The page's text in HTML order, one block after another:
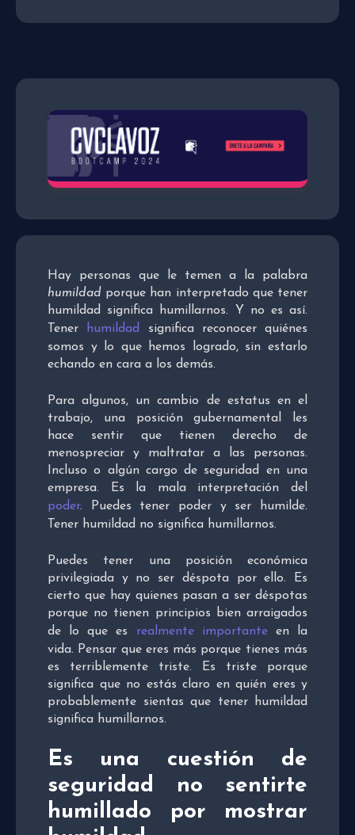
Hay personas que le temen a la palabra
humildad porque han interpretado que tener
humildad significa humillarnos. Y no es así.
Tener
humildad
significa reconocer quiénes
somos y lo que hemos logrado, sin estarlo
echando en cara a los demás.
Para algunos, un cambio de estatus en el
trabajo, una posición gubernamental les
hace sentir que tienen derecho de
menospreciar y maltratar a las personas.
Incluso o algún cargo de seguridad en una
empresa. Es la mala interpretación del
poder. Puedes tener poder y ser humilde.
Tener humildad no significa humillarnos.
Puedes tener una posición económica
privilegiada y no ser déspota por ello. Es
cierto que hay quienes pasan a ser déspotas
porque no tienen principios bien arraigados
de lo que es realmente importanteen la
vida. Pensar que eres más porque tienes más
es terriblemente triste. Es triste porque
significa que no estás claro en quién eres y
probablemente sientas que tener humildad
significa humillarnos.
Es una cuestión de
seguridad no sentirte
humillado por mostrar